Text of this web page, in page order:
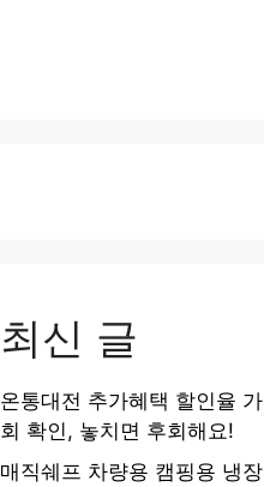
최신 글
온통대전 추가혜택 할인율
회 확인, 놓치면 후회해요!
매직쉐프 차량용 캠핑용 냉